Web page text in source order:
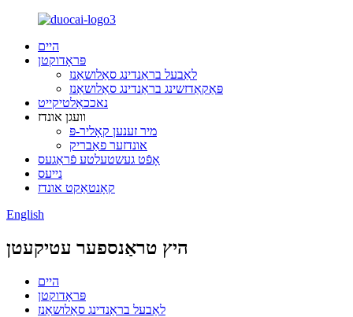
היים
פּראָדוקטן
לאַבעל בראַנדינג סאַלושאַנז
פּאַקאַדזשינג בראַנדינג סאַלושאַנז
נאככאַלטיקייט
וועגן אונדז
מיר זענען קאָליר-פּ
אונדזער פאַבריק
אָפֿט געשטעלטע פֿראַגעס
נייעס
קאָנטאַקט אונדז
English
היץ טראַנספער עטיקעטן
היים
פּראָדוקטן
לאַבעל בראַנדינג סאַלושאַנז